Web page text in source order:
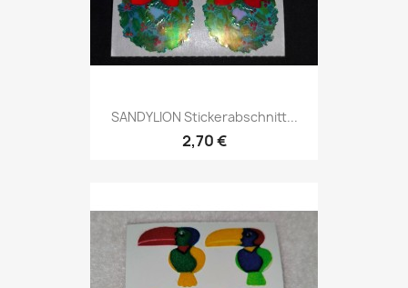
SANDYLION Stickerabschnitt...
2,70 €